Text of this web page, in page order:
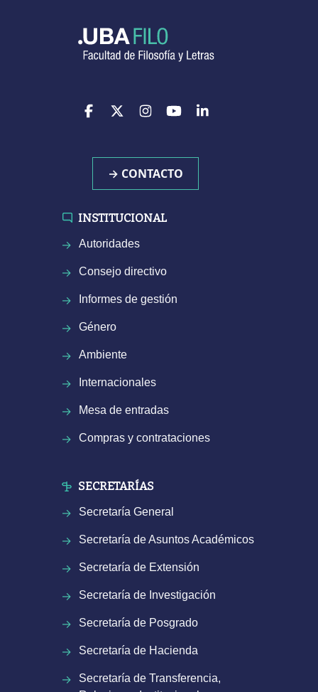
→ CONTACTO
INSTITUCIONAL
Autoridades
Consejo directivo
Informes de gestión
Género
Ambiente
Internacionales
Mesa de entradas
Compras y contrataciones
SECRETARÍAS
Secretaría General
Secretaría de Asuntos Académicos
Secretaría de Extensión
Secretaría de Investigación
Secretaría de Posgrado
Secretaría de Hacienda
Secretaría de Transferencia,